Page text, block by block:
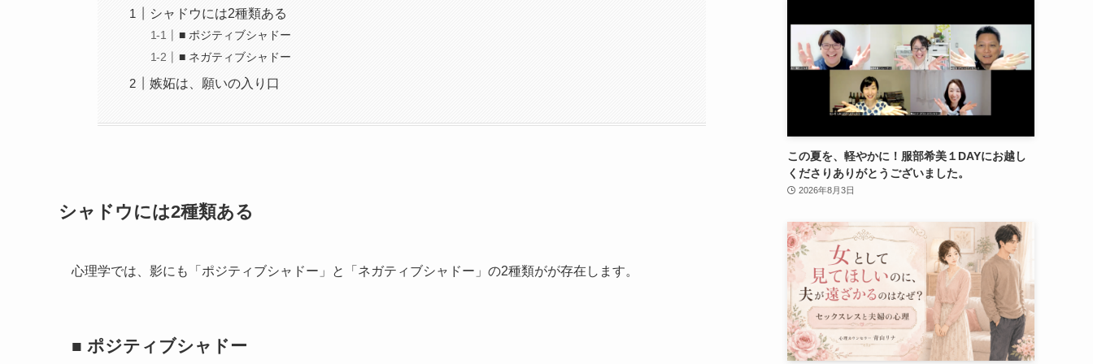
シャドウには2種類ある
■ ポジティブシャドー
■ ネガティブシャドー
嫉妬は、願いの入り口
シャドウには2種類ある
心理学では、影にも「ポジティブシャドー」と「ネガティブシャドー」の2種類がが存在します。
■ ポジティブシャドー
この夏を、軽やかに！服部希美１DAYにお越し
くださりありがとうございました。
2026年8月3日